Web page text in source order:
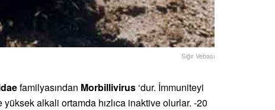
Sığır Vebası
familyasından Morbillivirus ‘dur. İmmuniteyi
alkali ortamda hızlıca inaktive olurlar. -20